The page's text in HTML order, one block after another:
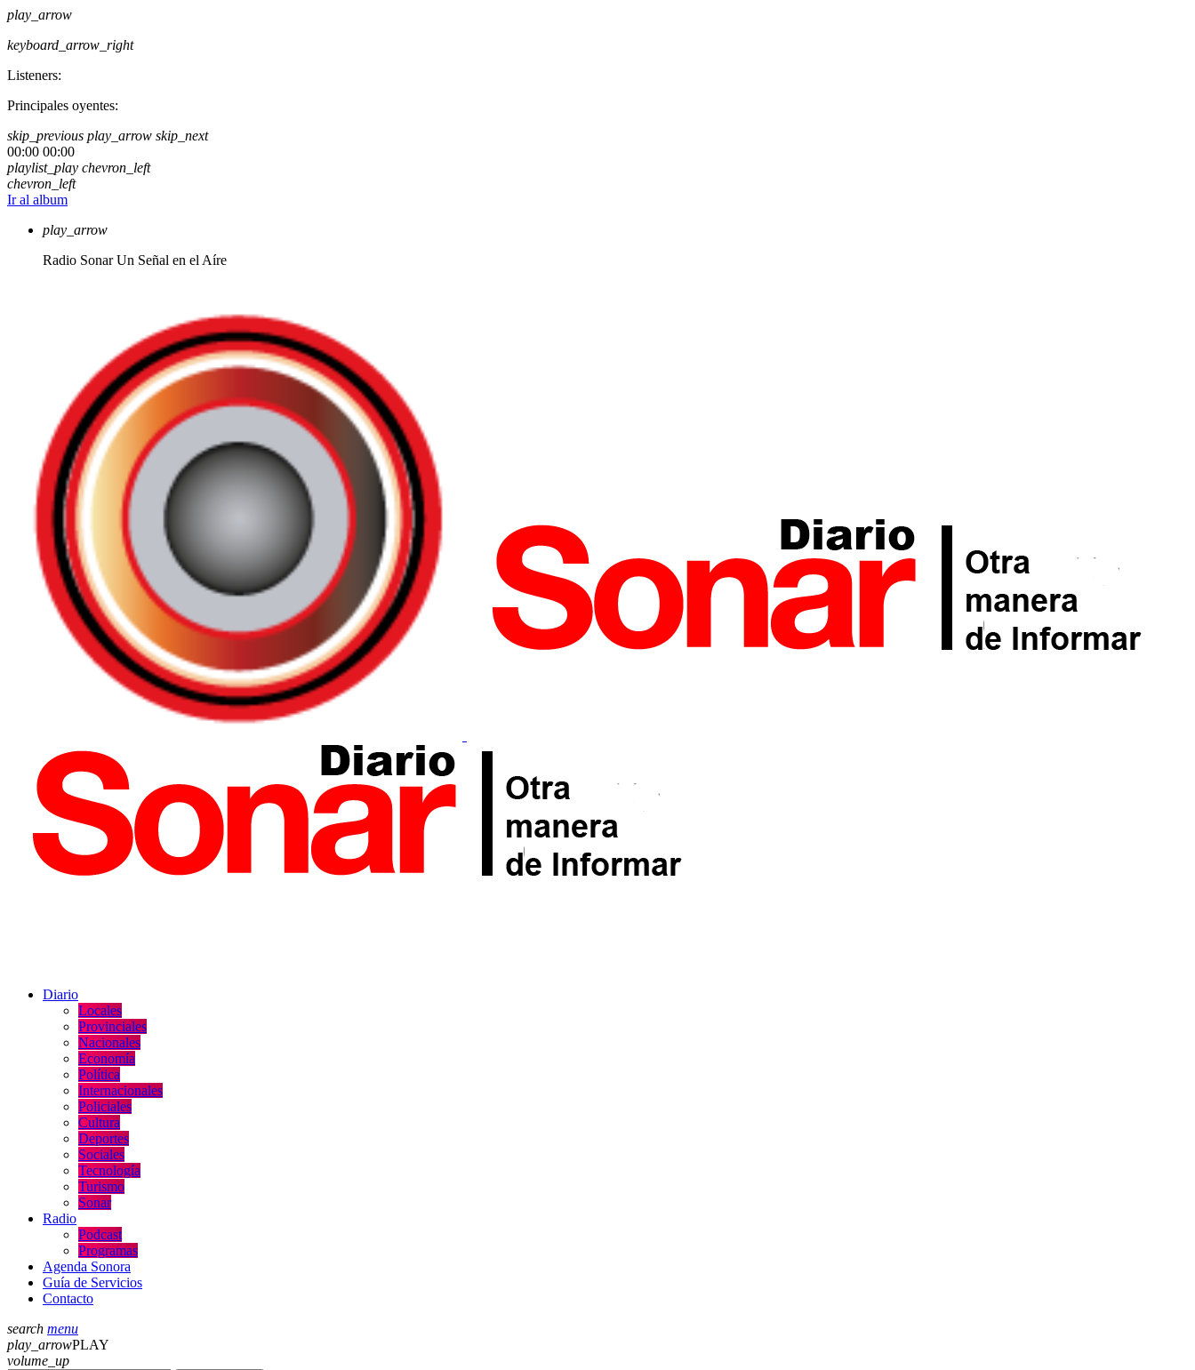
play_arrow
keyboard_arrow_right
Listeners:
Principales oyentes:
skip_previous play_arrow skip_next
00:00 00:00
playlist_play chevron_left
chevron_left
Ir al album
play_arrow
Radio Sonar Un Señal en el Aíre
Diario
Locales
Provinciales
Nacionales
Economía
Política
Internacionales
Policiales
Cultura
Deportes
Sociales
Tecnología
Turismo
Sonar
Radio
Podcast
Programas
Agenda Sonora
Guía de Servicios
Contacto
search menu
play_arrowPLAY
volume_up